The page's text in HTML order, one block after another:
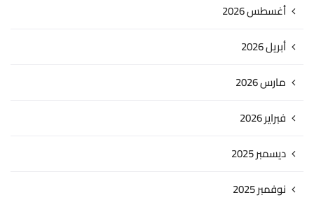
أغسطس 2026
أبريل 2026
مارس 2026
فبراير 2026
ديسمبر 2025
نوفمبر 2025